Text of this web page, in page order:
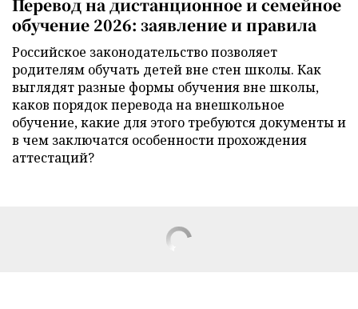
обучение 2026: заявление и правила
Российское законодательство позволяет
родителям обучать детей вне стен школы. Как
выглядят разные формы обучения вне школы,
каков порядок перевода на внешкольное
обучение, какие для этого требуются документы и
в чем заключатся особенности прохождения
аттестаций?